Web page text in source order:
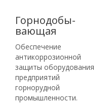
Горнодобы­
вающая
Обеспечение
антикоррозионной
защиты оборудования
предприятий
горнорудной
промышленности.